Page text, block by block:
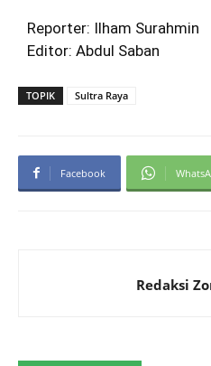
Reporter: Ilham Surahmin
Editor: Abdul Saban
TOPIK Sultra Raya
Facebook
Redaksi